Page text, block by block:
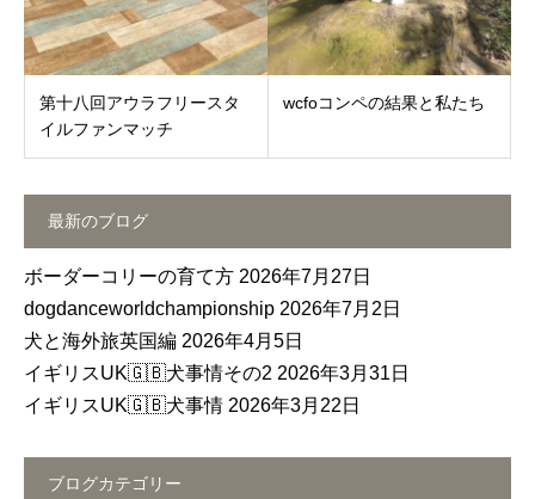
第十八回アウラフリースタ
イルファンマッチ
wcfoコンペの結果と私たち
最新のブログ
ボーダーコリーの育て方 2026年7月27日
dogdanceworldchampionship 2026年7月2日
犬と海外旅英国編 2026年4月5日
イギリスUK🇬🇧犬事情その2 2026年3月31日
イギリスUK🇬🇧犬事情 2026年3月22日
ブログカテゴリー